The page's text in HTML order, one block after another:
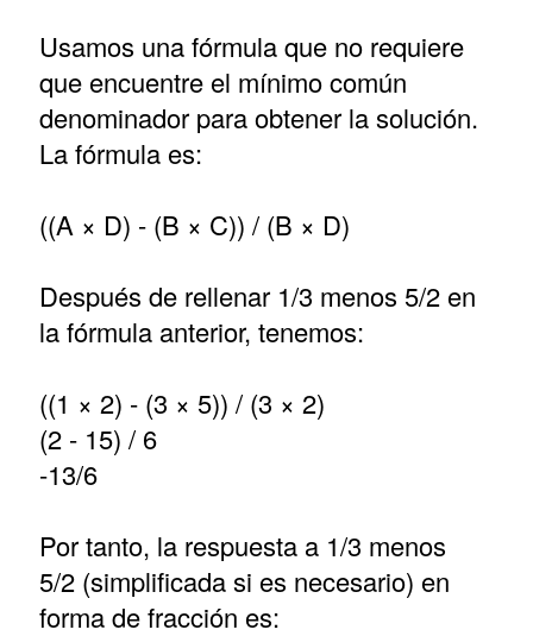
Usamos una fórmula que no requiere
que encuentre el mínimo común
denominador para obtener la solución.
La fórmula es:
((A × D) - (B × C)) / (B × D)
Después de rellenar 1/3 menos 5/2 en
la fórmula anterior, tenemos:
((1 × 2) - (3 × 5)) / (3 × 2)
(2 - 15) / 6
-13/6
Por tanto, la respuesta a 1/3 menos
5/2 (simplificada si es necesario) en
forma de fracción es: